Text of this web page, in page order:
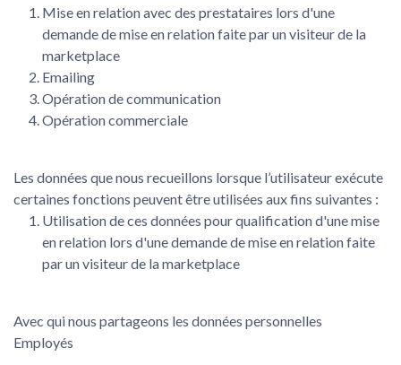
Mise en relation avec des prestataires lors d'une
demande de mise en relation faite par un visiteur de la
marketplace
Emailing
Opération de communication
Opération commerciale
Les données que nous recueillons lorsque l’utilisateur exécute
certaines fonctions peuvent être utilisées aux fins suivantes :
Utilisation de ces données pour qualification d'une mise
en relation lors d'une demande de mise en relation faite
par un visiteur de la marketplace
Avec qui nous partageons les données personnelles
Employés